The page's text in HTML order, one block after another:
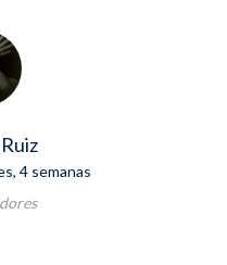
4 semanas